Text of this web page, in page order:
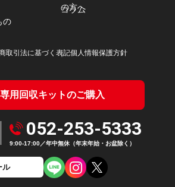
の方へ
の
コラム
取引法に基づく表記個人情報保護方針
専用回収キットのご購入
052-253-5333
9:00-17:00／年中無休（年末年始・お盆除く）
ル